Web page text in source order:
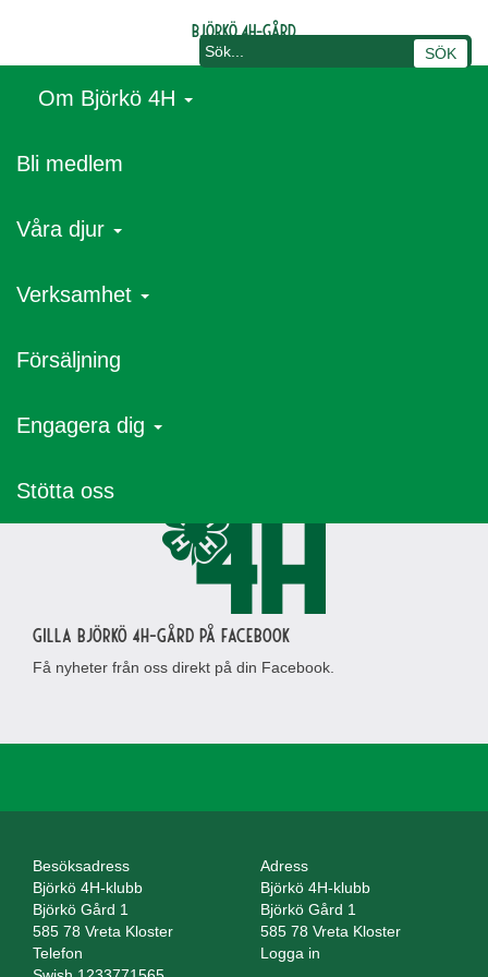
Björkö 4H-gård
Om Björkö 4H
Bli medlem
Våra djur
Verksamhet
Försäljning
Engagera dig
Stötta oss
Dela denna sida
Gilla Björkö 4H-gård på Facebook
Få nyheter från oss direkt på din Facebook.
Besöksadress
Björkö 4H-klubb
Björkö Gård 1
585 78 Vreta Kloster
Adress
Björkö 4H-klubb
Björkö Gård 1
585 78 Vreta Kloster
Telefon
Logga in